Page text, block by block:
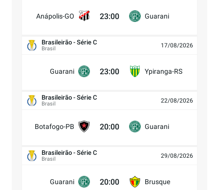
Anápolis-GO 23:00 Guarani
Brasileirão - Série C
Brasil 17/08/2026
Guarani 23:00 Ypiranga-RS
Brasileirão - Série C
Brasil 22/08/2026
Botafogo-PB 20:00 Guarani
Brasileirão - Série C
Brasil 29/08/2026
Guarani 20:00 Brusque